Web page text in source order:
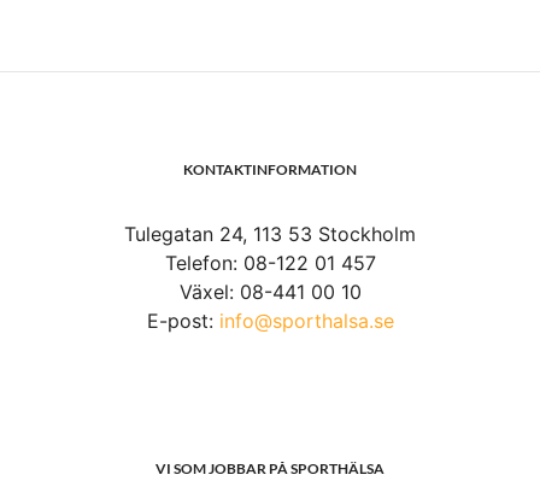
KONTAKTINFORMATION
Tulegatan 24, 113 53 Stockholm
Telefon: 08-122 01 457
Växel: 08-441 00 10
E-post: info@sporthalsa.se
VI SOM JOBBAR PÅ SPORTHÄLSA